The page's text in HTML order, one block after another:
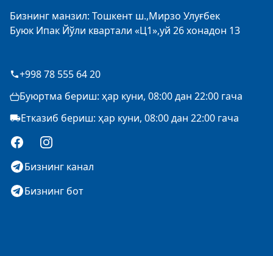
Бизнинг манзил: Тошкент ш.,Мирзо Улуғбек
Буюк Ипак Йўли квартали «Ц1»,уй 26 хонадон 13
+998 78 555 64 20
Буюртма бериш: ҳар куни, 08:00 дан 22:00 гача
Етказиб бериш: ҳар куни, 08:00 дан 22:00 гача
FacebookInstagram
Бизнинг канал
Бизнинг бот